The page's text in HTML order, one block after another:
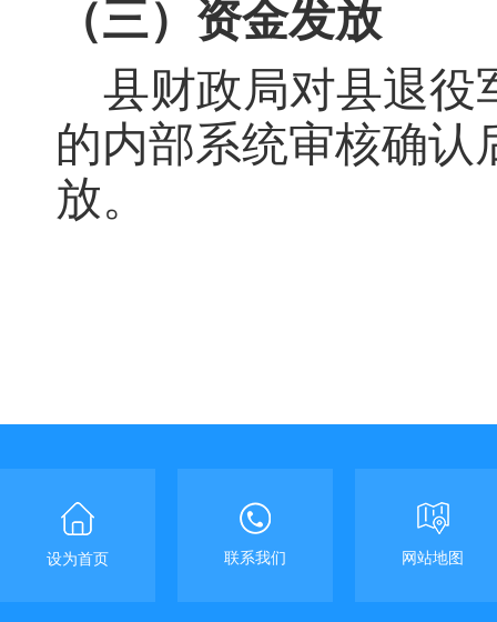
（三）资金发放
县财政局对县退役
的内部系统审核确认
放。
设为首页 联系我们 网站地图